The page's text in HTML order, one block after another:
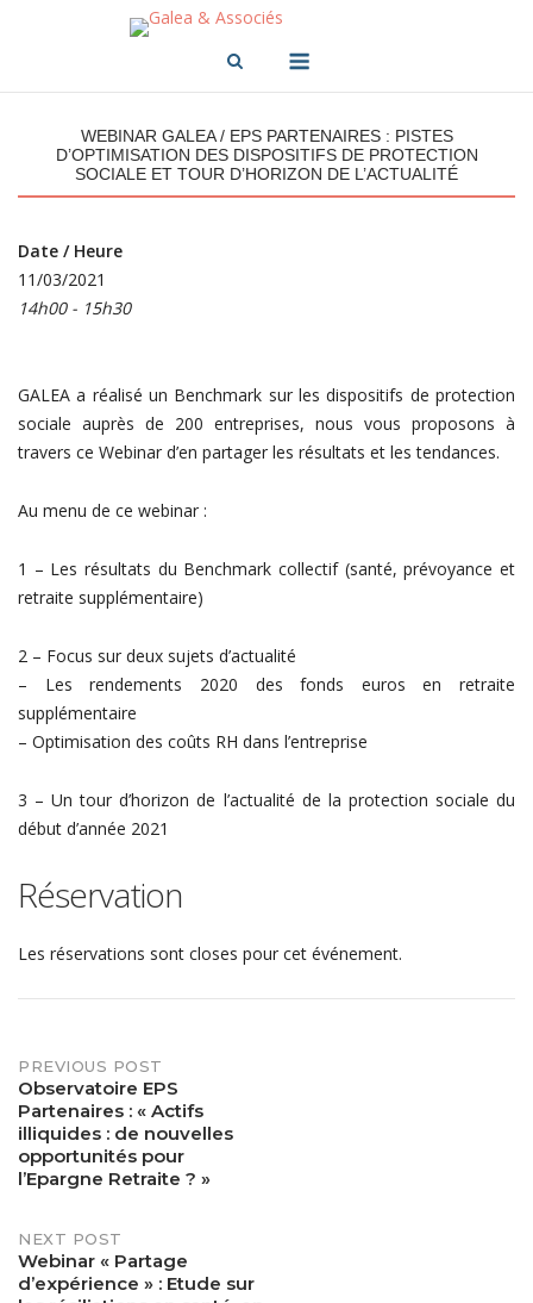
WEBINAR GALEA / EPS PARTENAIRES : PISTES
D’OPTIMISATION DES DISPOSITIFS DE PROTECTION
SOCIALE ET TOUR D’HORIZON DE L’ACTUALITÉ
Date / Heure
11/03/2021
14h00 - 15h30
GALEA a réalisé un Benchmark sur les dispositifs de protection
sociale auprès de 200 entreprises, nous vous proposons à
travers ce Webinar d’en partager les résultats et les tendances.
Au menu de ce webinar :
1 – Les résultats du Benchmark collectif (santé, prévoyance et
retraite supplémentaire)
2 – Focus sur deux sujets d’actualité
– Les rendements 2020 des fonds euros en retraite
supplémentaire
– Optimisation des coûts RH dans l’entreprise
3 – Un tour d’horizon de l’actualité de la protection sociale du
début d’année 2021
Réservation
Les réservations sont closes pour cet événement.
Post
navigation
PREVIOUS POST
Observatoire EPS
Partenaires : « Actifs
illiquides : de nouvelles
opportunités pour
l’Epargne Retraite ? »
NEXT POST
Webinar « Partage
d’expérience » : Etude sur